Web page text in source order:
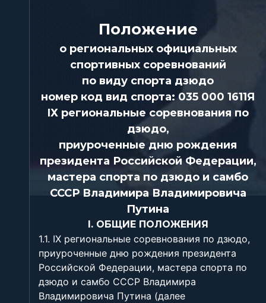
Положение
о региональных официальных
спортивных соревнований
по виду спорта дзюдо
номер код вид спорта: 035 000 1611Я
ІХ региональные соревнования по
дзюдо,
приуроченные дню рождения
президента Российской Федерации,
мастера спорта по дзюдо и самбо
СССР Владимира Владимировича
Путина
I. ОБЩИЕ ПОЛОЖЕНИЯ
1.1. ІХ региональные соревнования по дзюдо,
приуроченные дню рождения президента
Российской Федерации, мастера спорта по
дзюдо и самбо СССР Владимира
Владимировича Путина (далее